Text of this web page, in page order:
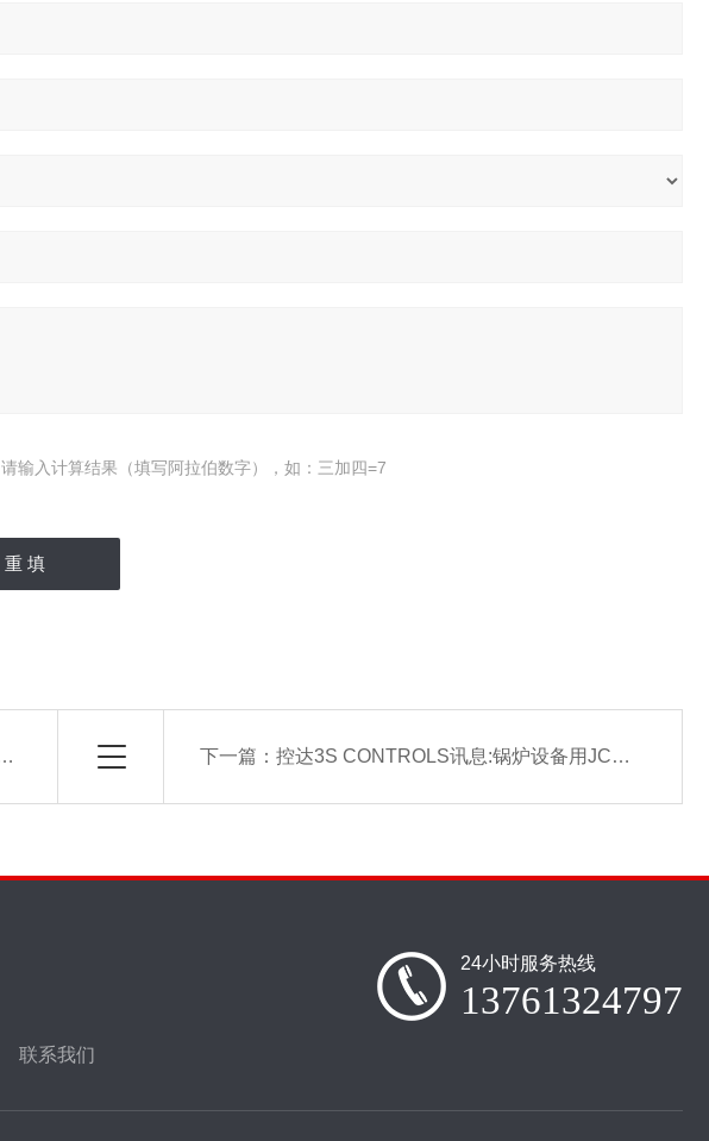
请输入计算结果（填写阿拉伯数字），如：三加四=7
下一篇： 控达3S CONTROLS讯息:锅炉设备用JC-230压力控制器供应
联系我们
24小时服务热线
13761324797